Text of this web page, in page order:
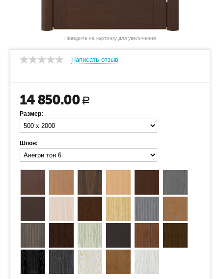
Наведите на картинку для увеличения
Написать отзыв
14 850.00 Р
Размер:
Шпон: